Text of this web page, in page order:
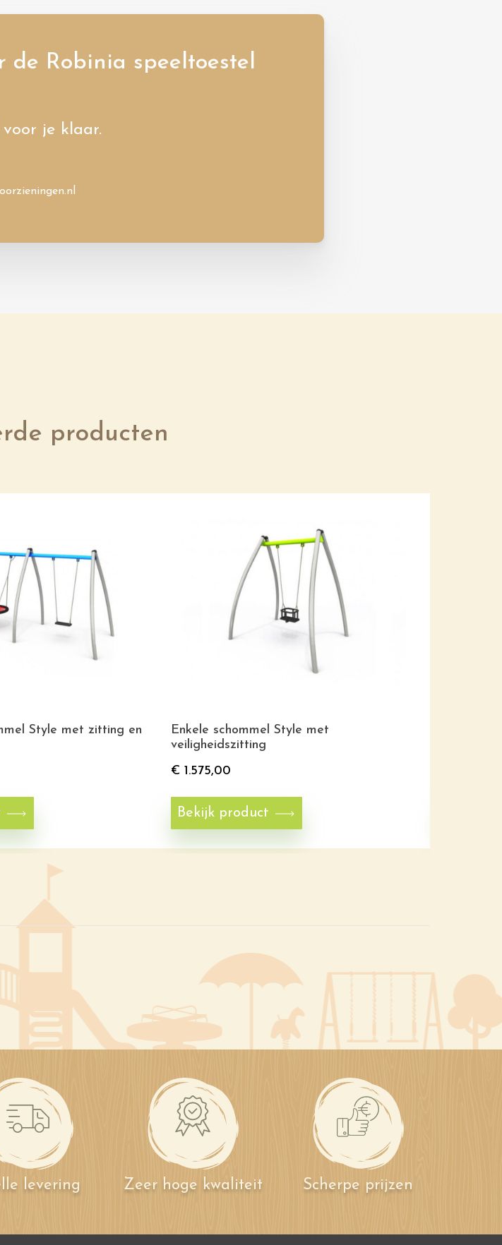
de Robinia speeltoestel
je klaar.
producten
Style met zitting en
Enkele schommel Style met
veiligheidszitting
€ 1.575,00
Bekijk product
levering Zeer hoge kwaliteit Scherpe prijzen